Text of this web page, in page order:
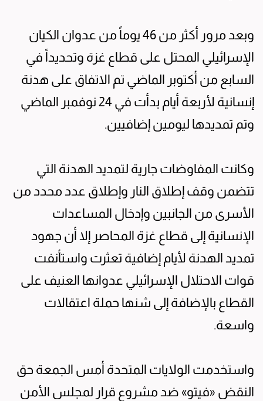
وبعد مرور أكثر من 46 يوماً من عدوان الكيان
الإسرائيلي المحتل على قطاع غزة وتحديداً في
السابع من أكتوبر الماضي تم الاتفاق على هدنة
إنسانية لأربعة أيام بدأت في 24 نوفمبر الماضي
وتم تمديدها ليومين إضافيين.
وكانت المفاوضات جارية لتمديد الهدنة التي
تتضمن وقف إطلاق النار وإطلاق عدد محدد من
الأسرى من الجانبين وإدخال المساعدات
الإنسانية إلى قطاع غزة المحاصر إلا أن جهود
تمديد الهدنة لأيام إضافية تعثرت واستأنفت
قوات الاحتلال الإسرائيلي عدوانها العنيف على
القطاع بالإضافة إلى شنها حملة اعتقالات
واسعة.
واستخدمت الولايات المتحدة أمس الجمعة حق
النقض «فيتو» ضد مشروع قرار لمجلس الأمن